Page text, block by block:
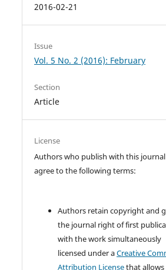
2016-02-21
Issue
Vol. 5 No. 2 (2016): February
Section
Article
License
Authors who publish with this journal
agree to the following terms:
Authors retain copyright and
the journal right of first
with the work simultaneously
licensed under aCreative
Attribution Licensethat allows